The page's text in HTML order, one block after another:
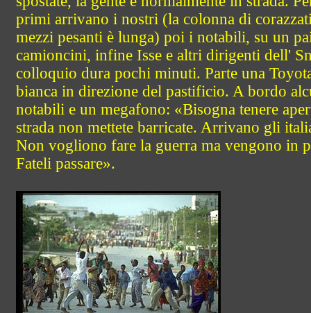
primi arrivano i nostri (la colonna di
mezzi pesanti è lunga) poi i notabili, su un
camioncini, infine Isse e altri dirigenti dell'
colloquio dura pochi minuti. Parte una
bianca in direzione del pastificio. A bordo
notabili e un megafono: «Bisogna tenere
strada non mettete barricate. Arrivano gli
Non vogliono fare la guerra ma vengono in
Fateli passare».